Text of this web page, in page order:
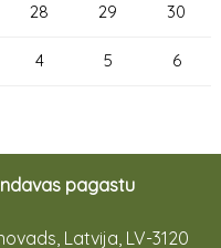
28 29 30
4 5 6
pagastu
Latvija, LV-3120